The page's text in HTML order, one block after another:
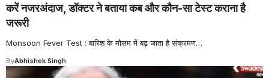
करें नजरअंदाज, डॉक्टर ने बताया कब और कौन-सा टेस्ट कराना है
जरूरी
Monsoon Fever Test : बारिश के मौसम में बढ़ जाता है संक्रमण…
ByAbhishek Singh